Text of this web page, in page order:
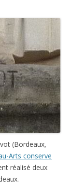
(Bordeaux,
Arts conserve
réalisé deux